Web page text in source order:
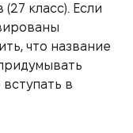
класс). Если
что название
в